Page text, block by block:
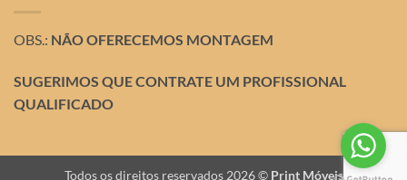
OBS.: NÃO OFERECEMOS MONTAGEM
SUGERIMOS QUE CONTRATE UM PROFISSIONAL
QUALIFICADO
Todos os direitos reservados 2026 © Print Móveis